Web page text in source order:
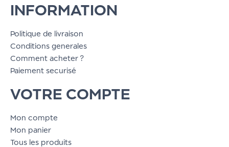
INFORMATION
Politique de livraison
Conditions generales
Comment acheter ?
Paiement securisé
VOTRE COMPTE
Mon compte
Mon panier
Tous les produits